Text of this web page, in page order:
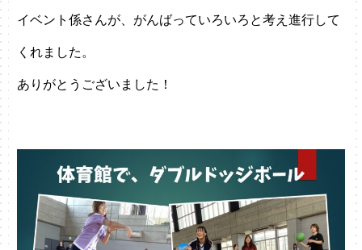
イベント係さんが、がんばっていろいろと考え進行して
くれました。
ありがとうございました！